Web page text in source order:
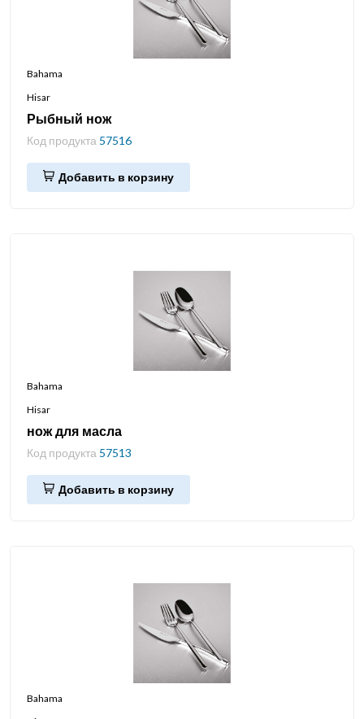
Bahama
Hisar
Рыбный нож
Код продукта 57516
Добавить в корзину
Bahama
Hisar
нож для масла
Код продукта 57513
Добавить в корзину
Bahama